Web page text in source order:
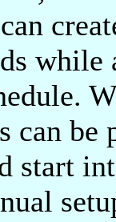
can
start